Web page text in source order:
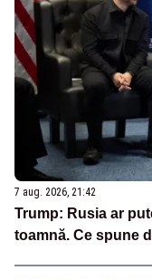
7 aug. 2026, 21:42
Trump: Rusia ar
toamnă. Ce spune